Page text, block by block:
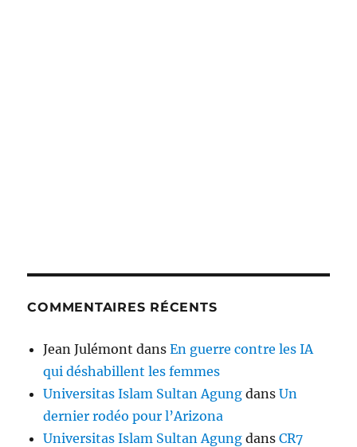
COMMENTAIRES RÉCENTS
Jean Julémont dansEn guerre contre les IA
qui déshabillent les femmes
Universitas Islam Sultan Agung dansUn
dernier rodéo pour l’Arizona
Universitas Islam Sultan Agung dansCR7